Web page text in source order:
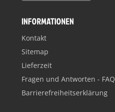
INFORMATIONEN
Kontakt
Sitemap
Lieferzeit
Fragen und Antworten - FAQ
Barrierefreiheitserklärung